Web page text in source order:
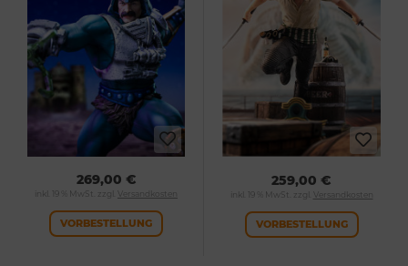
269,00 €
inkl. 19 % MwSt. zzgl. Versandkosten
VORBESTELLUNG
259,00 €
inkl. 19 % MwSt. zzgl. Versandkosten
VORBESTELLUNG